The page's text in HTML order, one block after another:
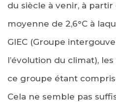
du siècle à venir, à partir
moyenne de 2,6°C à
GIEC (Groupe
l’évolution du climat),
ce groupe étant
Cela ne semble pas